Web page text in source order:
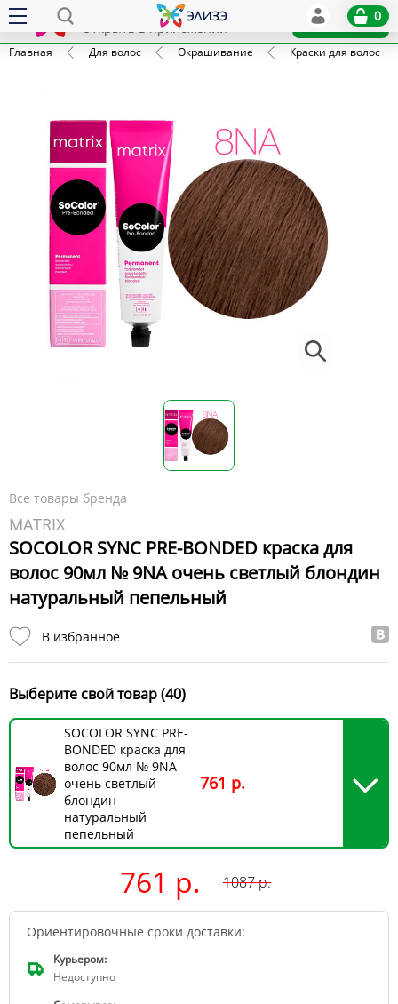
x
Открыть в приложении
Установить
0
Главная Для волос Окрашивание Краски для волос
Все товары бренда
MATRIX
SOCOLOR SYNC PRE-BONDED краска для
волос 90мл № 9NA очень светлый блондин
натуральный пепельный
В избранное
Выберите свой товар (40)
SOCOLOR SYNC PRE-
BONDED краска для
волос 90мл № 9NA
очень светлый
блондин
натуральный
пепельный
761 р.
761 р. 1087р.
Ориентировочные сроки доставки:
Курьером:
Недоступно